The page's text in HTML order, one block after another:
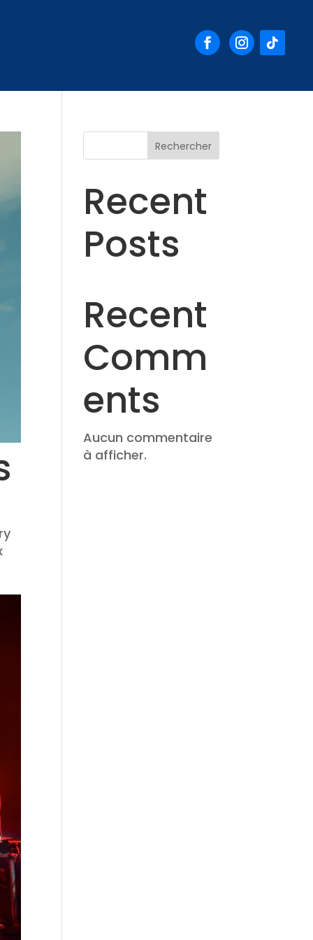
Rechercher
Recent
Posts
Recent
Comm
ents
Aucun commentaire
à afficher.